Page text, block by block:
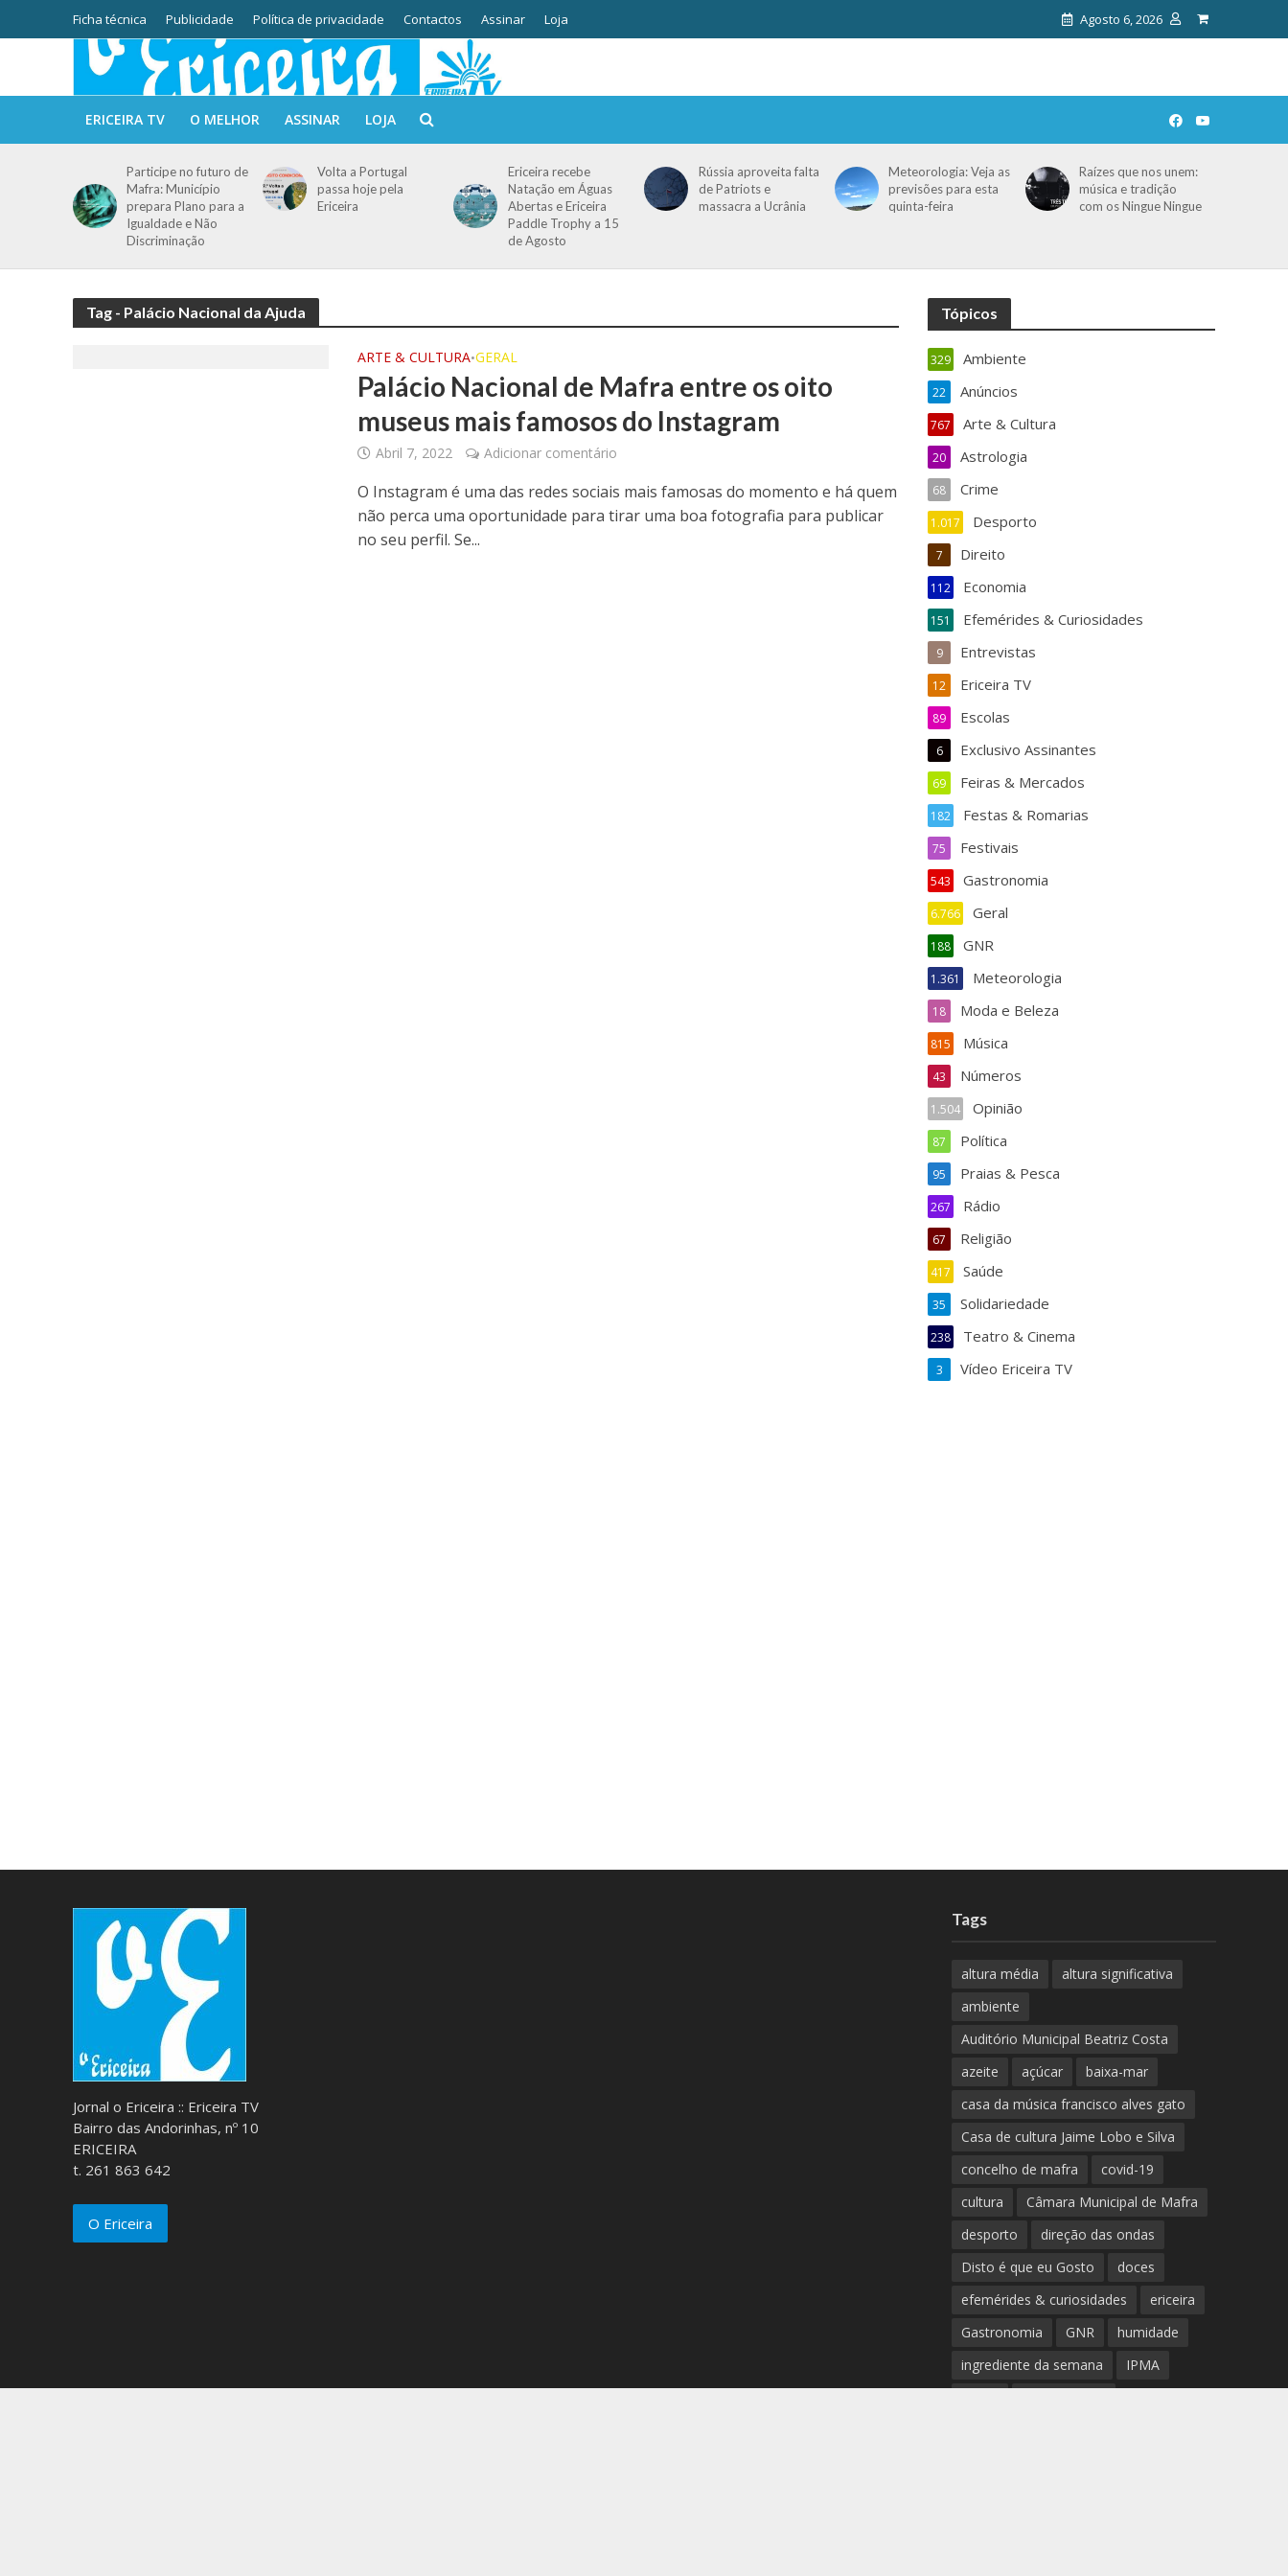
Ficha técnica Publicidade Política de privacidade Contactos Assinar Loja Agosto 6, 2026
ERICEIRA TV O MELHOR ASSINAR LOJA
Participe no futuro de
Mafra: Município
prepara Plano para a
Igualdade e Não
Discriminação
Volta a Portugal
passa hoje pela
Ericeira
Ericeira recebe
Natação em Águas
Abertas e Ericeira
Paddle Trophy a 15
de Agosto
Rússia aproveita falta
de Patriots e
massacra a Ucrânia
Meteorologia: Veja as
previsões para esta
quinta-feira
Raízes que nos unem:
música e tradição
com os Ningue Ningue
Tag - Palácio Nacional da Ajuda
ARTE & CULTURA•GERAL
Palácio Nacional de Mafra entre os oito
museus mais famosos do Instagram
Abril 7, 2022 Adicionar comentário
O Instagram é uma das redes sociais mais famosas do momento e há quem
não perca uma oportunidade para tirar uma boa fotografia para publicar
no seu perfil. Se...
Tópicos
Ambiente
329
Anúncios
22
Arte & Cultura
767
Astrologia
20
Crime
68
Desporto
1.017
Direito
7
Economia
112
Efemérides & Curiosidades
151
Entrevistas
9
Ericeira TV
12
Escolas
89
Exclusivo Assinantes
6
Feiras & Mercados
69
Festas & Romarias
182
Festivais
75
Gastronomia
543
Geral
6.766
GNR
188
Meteorologia
1.361
Moda e Beleza
18
Música
815
Números
43
Opinião
1.504
Política
87
Praias & Pesca
95
Rádio
267
Religião
67
Saúde
417
Solidariedade
35
Teatro & Cinema
238
Vídeo Ericeira TV
3
Jornal o Ericeira :: Ericeira TV
Bairro das Andorinhas, nº 10
ERICEIRA
t. 261 863 642
O Ericeira
Tags
altura média
altura significativa
ambiente
Auditório Municipal Beatriz Costa
azeite
açúcar
baixa-mar
casa da música francisco alves gato
Casa de cultura Jaime Lobo e Silva
concelho de mafra
covid-19
cultura
Câmara Municipal de Mafra
desporto
direção das ondas
Disto é que eu Gosto
doces
efemérides & curiosidades
ericeira
Gastronomia
GNR
humidade
ingrediente da semana
IPMA